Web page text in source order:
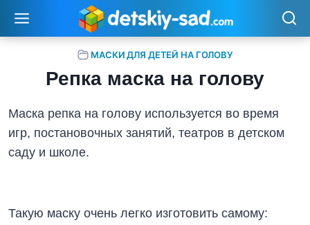
содержимому
МАСКИ ДЛЯ ДЕТЕЙ НА ГОЛОВУ
Репка маска на голову
Маска репка на голову используется во время
игр, постановочных занятий, театров в детском
саду и школе.
Такую маску очень легко изготовить самому: